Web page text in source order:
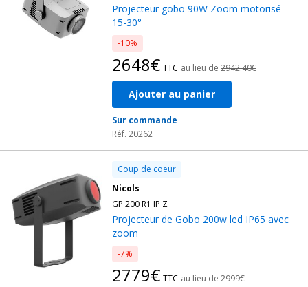
Projecteur gobo 90W Zoom motorisé
15-30°
-10%
2648€ TTC au lieu de 2942.40€
Ajouter au panier
Sur commande
Réf. 20262
Coup de coeur
Nicols
GP 200 R1 IP Z
Projecteur de Gobo 200w led IP65 avec
zoom
-7%
2779€ TTC au lieu de 2999€